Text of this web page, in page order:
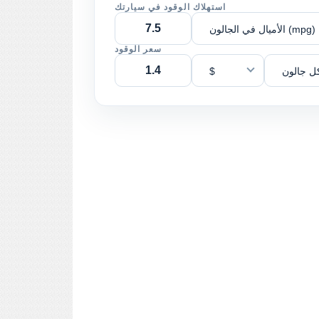
استهلاك الوقود في سيارتك
الأميال في الجالون (mpg)
سعر الوقود
$ جالون